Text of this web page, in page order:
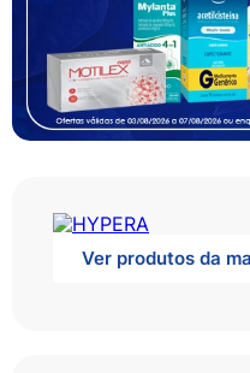
Ver produtos da